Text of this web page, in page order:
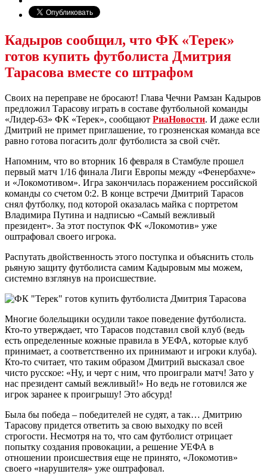
Кадыров сообщил, что ФК «Терек»
готов купить футболиста Дмитрия
Тарасова вместе со штрафом
Своих на переправе не бросают! Глава Чечни Рамзан Кадыров
предложил Тарасову играть в составе футбольной команды
«Лидер-63» ФК «Терек», сообщают РиаНовости. И даже если
Дмитрий не примет приглашение, то грозненская команда все
равно готова погасить долг футболиста за свой счёт.
Напомним, что во вторник 16 февраля в Стамбуле прошел
первый матч 1/16 финала Лиги Европы между «Фенербахче»
и «Локомотивом». Игра закончилась поражением российской
команды со счетом 0:2. В конце встречи Дмитрий Тарасов
снял футболку, под которой оказалась майка с портретом
Владимира Путина и надписью «Самый вежливый
президент». За этот поступок ФК «Локомотив» уже
оштрафовал своего игрока.
Распутать двойственность этого поступка и объяснить столь
рьяную защиту футболиста самим Кадыровым мы можем,
системно взглянув на происшествие.
Многие болельщики осудили такое поведение футболиста.
Кто-то утверждает, что Тарасов подставил свой клуб (ведь
есть определенные кожные правила в УЕФА, которые клуб
принимает, а соответственно их принимают и игроки клуба).
Кто-то считает, что таким образом Дмитрий высказал свое
чисто русское: «Ну, и черт с ним, что проиграли матч! Зато у
нас президент самый вежливый!» Но ведь не готовился же
игрок заранее к проигрышу! Это абсурд!
Была бы победа – победителей не судят, а так… Дмитрию
Тарасову придется ответить за свою выходку по всей
строгости. Несмотря на то, что сам футболист отрицает
попытку создания провокации, а решение УЕФА в
отношении происшествия еще не принято, «Локомотив»
своего «нарушителя» уже оштрафовал.